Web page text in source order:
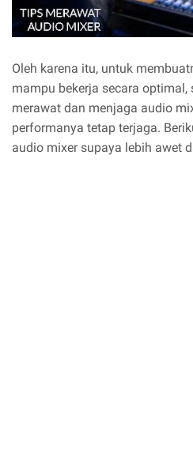
Oleh karena itu, untuk
mampu bekerja secara
merawat dan menjaga audio
performanya tetap terjaga.
audio mixer supaya lebih awet